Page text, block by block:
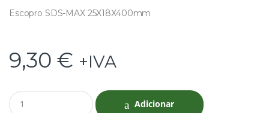
Escopro SDS-MAX 25X18X400mm
9,30 € +IVA
Q
u
Adicionar